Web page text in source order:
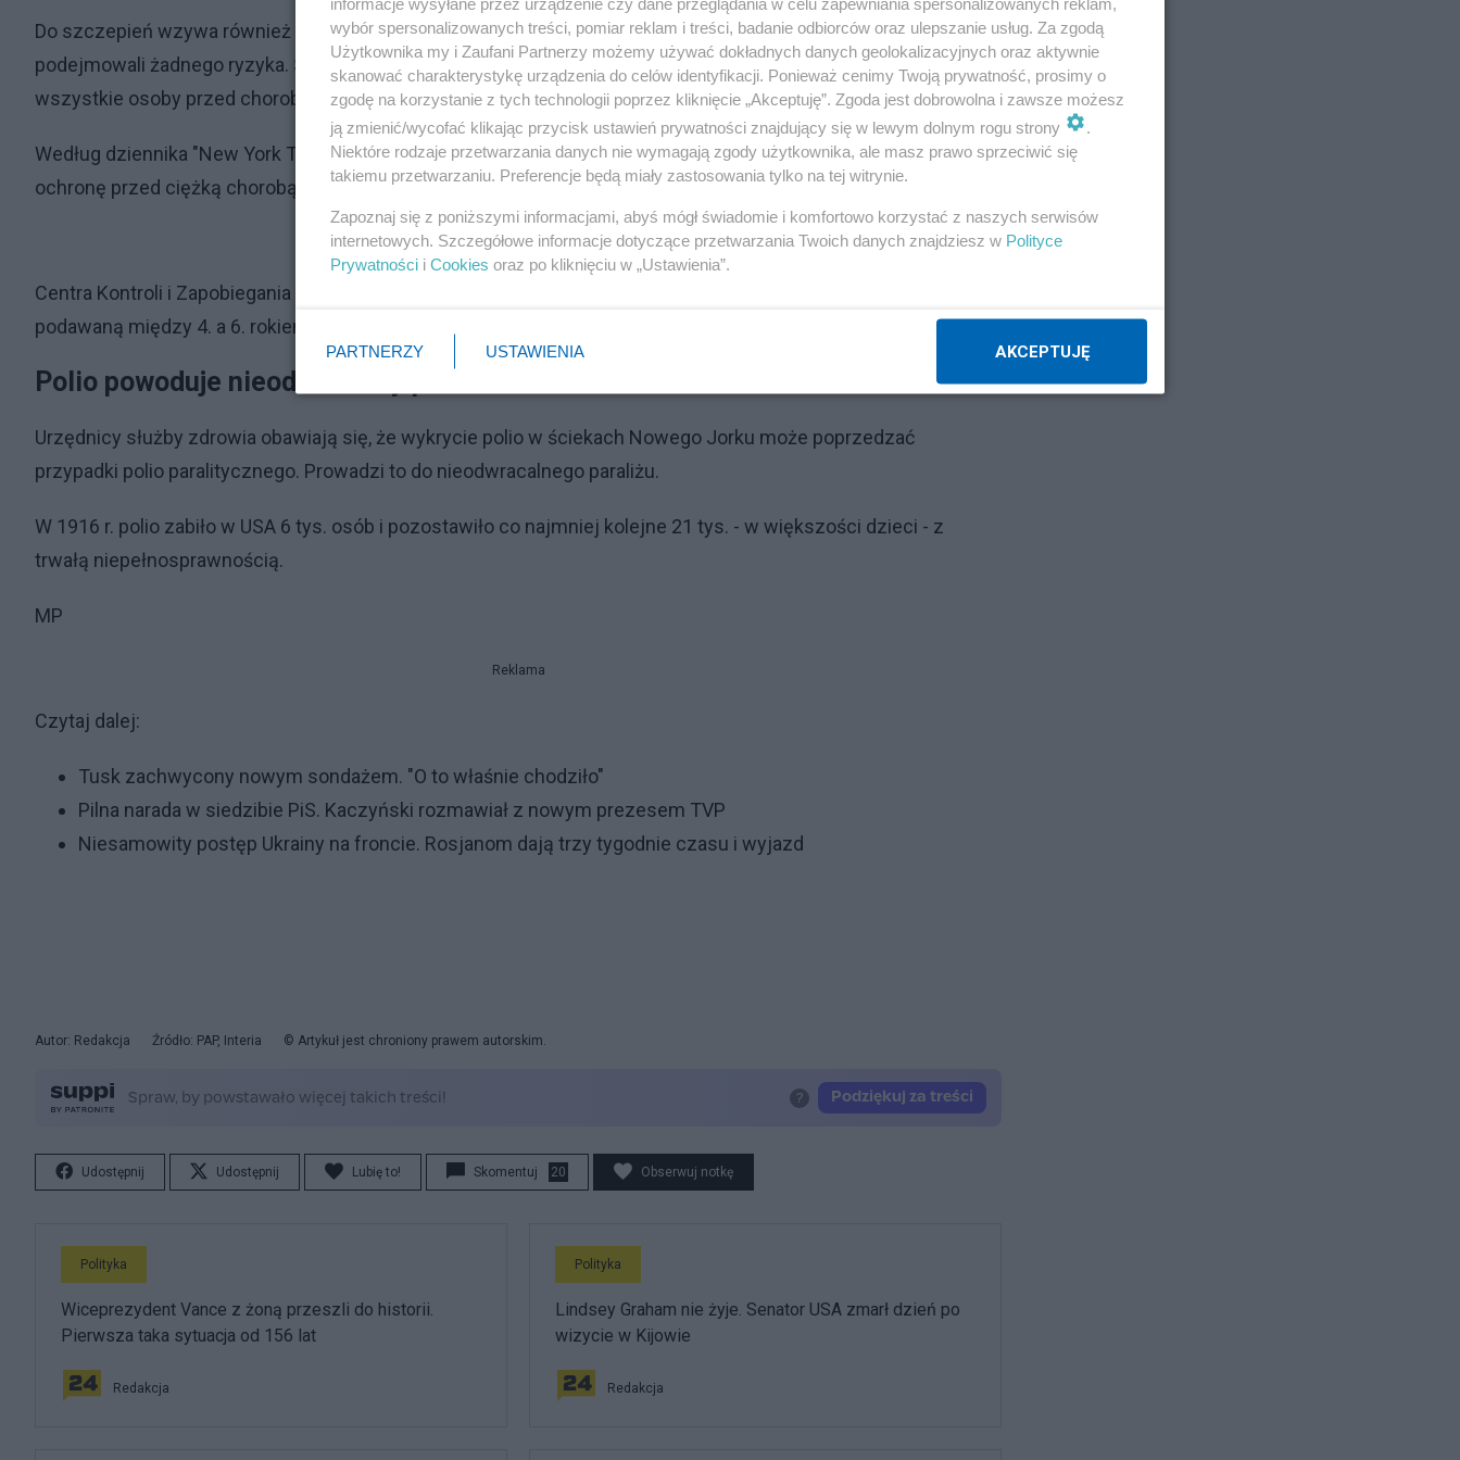
Do szczepień wzywa również komisarz ds. zdrowia Mary Bassett. – Wzywam nowojorczyków, aby nie
podejmowali żadnego ryzyka. Szczepienia przeciwko polio są bezpieczne i skuteczne - chronią prawie
wszystkie osoby przed chorobami, które otrzymują zalecane dawki – powiedziała.
Według dziennika "New York Times”, trzy dawki obecnej szczepionki zapewniają co najmniej 99-procentową
ochronę przed ciężką chorobą.
Reklama
Centra Kontroli i Zapobiegania Chorobom (CDC) zalecają, aby dzieci otrzymały cztery dawki, z ostatnią
podawaną między 4. a 6. rokiem życia.
Polio powoduje nieodwracalny paraliż
Urzędnicy służby zdrowia obawiają się, że wykrycie polio w ściekach Nowego Jorku może poprzedzać
przypadki polio paralitycznego. Prowadzi to do nieodwracalnego paraliżu.
W 1916 r. polio zabiło w USA 6 tys. osób i pozostawiło co najmniej kolejne 21 tys. - w większości dzieci - z
trwałą niepełnosprawnością.
MP
Reklama
Czytaj dalej:
Tusk zachwycony nowym sondażem. "O to właśnie chodziło"
Pilna narada w siedzibie PiS. Kaczyński rozmawiał z nowym prezesem TVP
Niesamowity postęp Ukrainy na froncie. Rosjanom dają trzy tygodnie czasu i wyjazd
Autor: Redakcja Źródło: PAP, Interia © Artykuł jest chroniony prawem autorskim.
Udostępnij Udostępnij Lubię to! Skomentuj 20 Obserwuj notkę
Polityka
Wiceprezydent Vance z żoną przeszli do historii.
Pierwsza taka sytuacja od 156 lat
Redakcja
Polityka
Lindsey Graham nie żyje. Senator USA zmarł dzień po
wizycie w Kijowie
Redakcja
wybór spersonalizowanych treści, pomiar reklam i treści, badanie odbiorców oraz ulepszanie usług. Za zgodą
Użytkownika my i Zaufani Partnerzy możemy używać dokładnych danych geolokalizacyjnych oraz aktywnie
skanować charakterystykę urządzenia do celów identyfikacji. Ponieważ cenimy Twoją prywatność, prosimy o
zgodę na korzystanie z tych technologii poprzez kliknięcie „Akceptuję”. Zgoda jest dobrowolna i zawsze możesz
ją zmienić/wycofać klikając przycisk ustawień prywatności znajdujący się w lewym dolnym rogu strony
.
Niektóre rodzaje przetwarzania danych nie wymagają zgody użytkownika, ale masz prawo sprzeciwić się
takiemu przetwarzaniu. Preferencje będą miały zastosowania tylko na tej witrynie.
Zapoznaj się z poniższymi informacjami, abyś mógł świadomie i komfortowo korzystać z naszych serwisów
internetowych. Szczegółowe informacje dotyczące przetwarzania Twoich danych znajdziesz w Polityce
Prywatności i Cookies oraz po kliknięciu w „Ustawienia”.
PARTNERZY USTAWIENIA AKCEPTUJĘ